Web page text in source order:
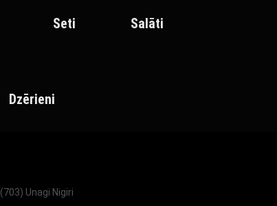
Seti Salāti
Dzērieni
(703) Unagi Nigiri